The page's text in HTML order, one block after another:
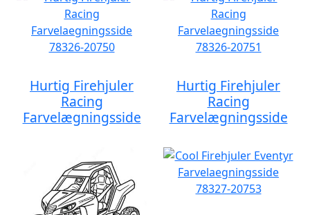
Hurtig Firehjuler
Racing
Farvelægningsside
Hurtig Firehjuler
Racing
Farvelægningsside